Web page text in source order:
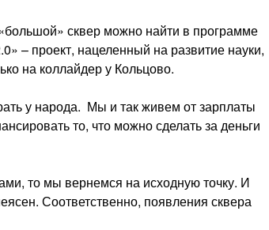
сквер можно найти в программе
– проект, нацеленный на развитие науки,
на коллайдер у Кольцово.
у народа. Мы и так живем от зарплаты
то, что можно сделать за деньги
то мы вернемся на исходную точку. И
Соответственно, появления сквера